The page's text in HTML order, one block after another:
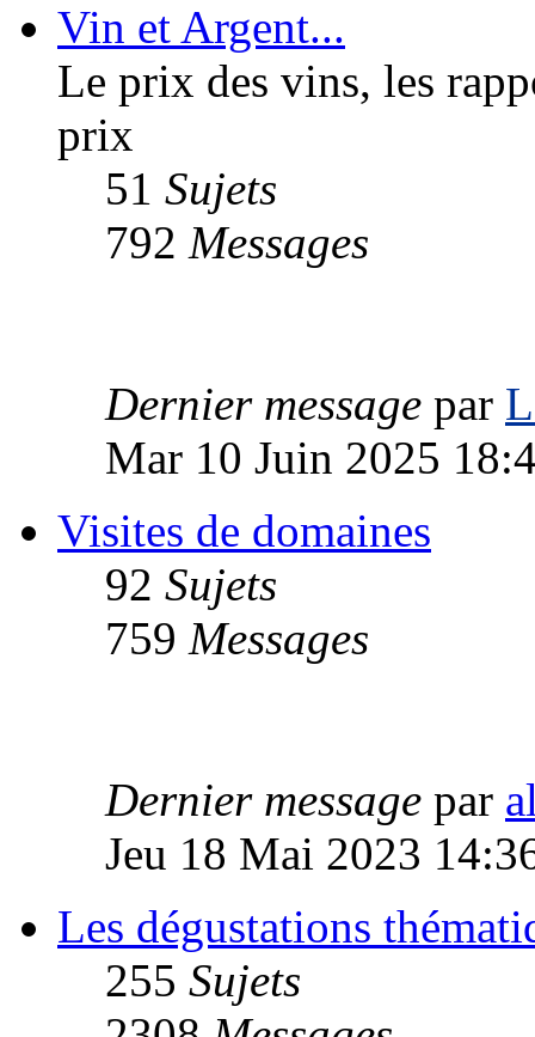
Vin et Argent...
Le prix des vins, les
prix
51 Sujets
792 Messages
Dernier message par
Mar 10 Juin 2025
Visites de domaines
92 Sujets
759 Messages
Dernier message par
Jeu 18 Mai 2023
Les dégustations
255 Sujets